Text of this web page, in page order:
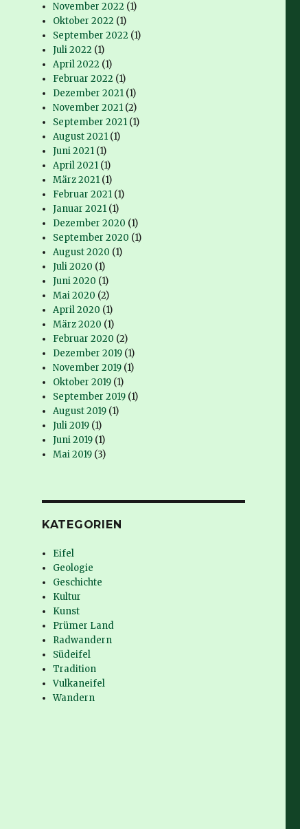
November 2022 (1)
Oktober 2022 (1)
September 2022 (1)
Juli 2022 (1)
April 2022 (1)
Februar 2022 (1)
Dezember 2021 (1)
November 2021 (2)
September 2021 (1)
August 2021 (1)
Juni 2021 (1)
April 2021 (1)
März 2021 (1)
Februar 2021 (1)
Januar 2021 (1)
Dezember 2020 (1)
September 2020 (1)
August 2020 (1)
Juli 2020 (1)
Juni 2020 (1)
Mai 2020 (2)
April 2020 (1)
März 2020 (1)
Februar 2020 (2)
Dezember 2019 (1)
November 2019 (1)
Oktober 2019 (1)
September 2019 (1)
August 2019 (1)
Juli 2019 (1)
Juni 2019 (1)
Mai 2019 (3)
KATEGORIEN
Eifel
Geologie
Geschichte
Kultur
Kunst
Prümer Land
Radwandern
Südeifel
Tradition
Vulkaneifel
Wandern